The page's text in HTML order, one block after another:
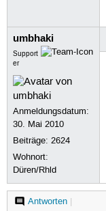
umbhaki
Support
er
Anmeldungsdatum:
30. Mai 2010
Beiträge:2624
Wohnort:
Düren/Rhld
Antworten|